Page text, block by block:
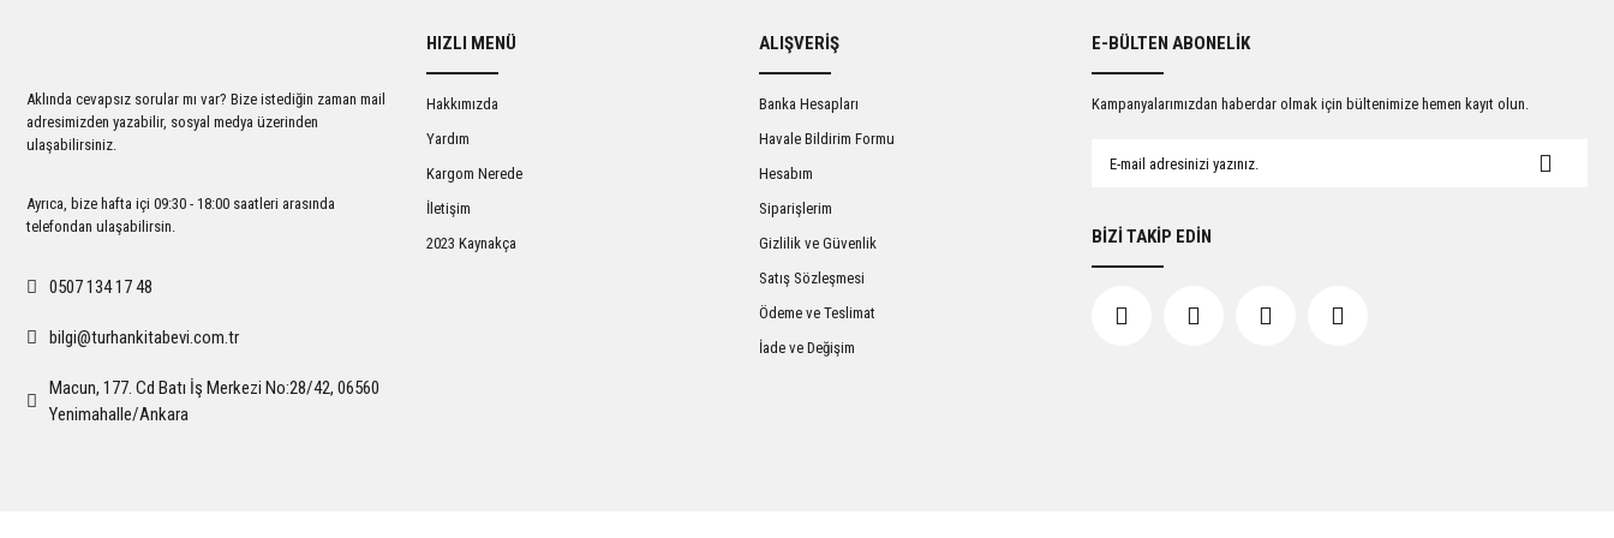
Ürün fiyatı diğer sitelerden daha pahalı.
Bu ürüne benzer farklı alternatifler olmalı.
Gönder
Aklında cevapsız sorular mı var? Bize istediğin zaman mail
adresimizden yazabilir, sosyal medya üzerinden
ulaşabilirsiniz.
Ayrıca, bize hafta içi 09:30 - 18:00 saatleri arasında
telefondan ulaşabilirsin.
0507 134 17 48
bilgi@turhankitabevi.com.tr
Macun, 177. Cd Batı İş Merkezi No:28/42, 06560
Yenimahalle/Ankara
HIZLI MENÜ
Hakkımızda
Yardım
Kargom Nerede
İletişim
2023 Kaynakça
ALIŞVERİŞ
Banka Hesapları
Havale Bildirim Formu
Hesabım
Siparişlerim
Gizlilik ve Güvenlik
Satış Sözleşmesi
Ödeme ve Teslimat
İade ve Değişim
E-BÜLTEN ABONELİK
Kampanyalarımızdan haberdar olmak için bültenimize hemen kayıt olun.
BİZİ TAKİP EDİN